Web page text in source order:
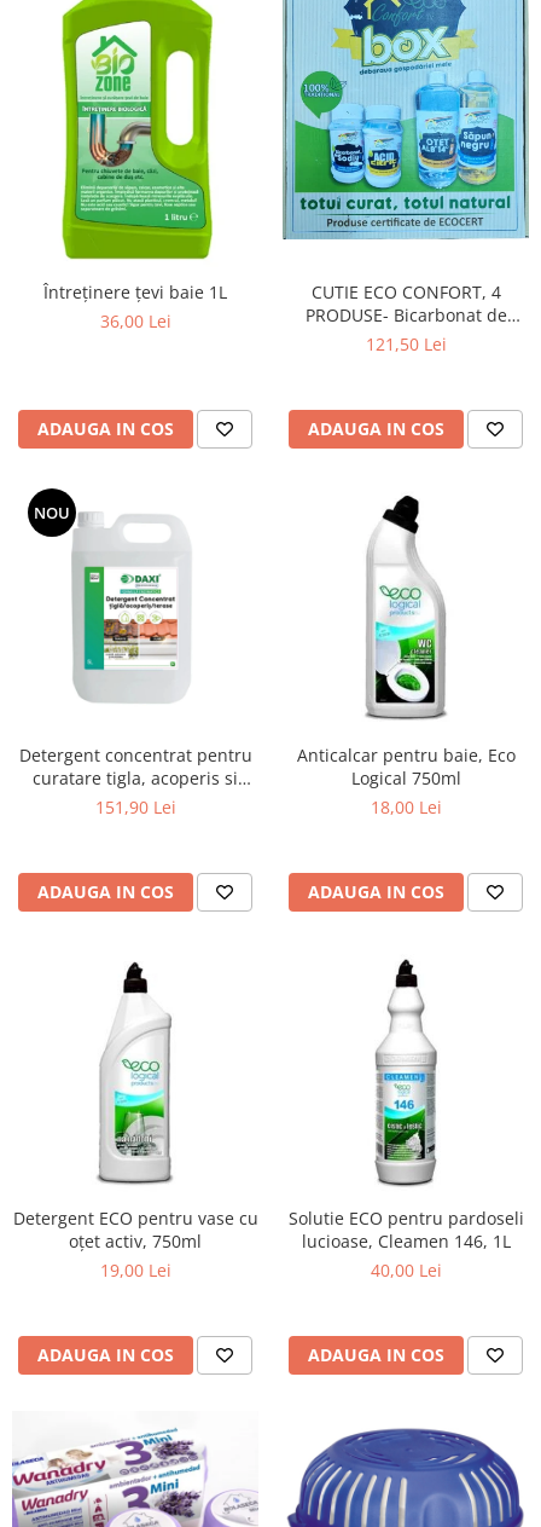
Întreținere țevi baie 1L
36,00 Lei
ADAUGA IN COS
CUTIE ECO CONFORT, 4
PRODUSE- Bicarbonat de
sodiu, 500g, Acid citric
pentru menaj, 1L, Săpun
Natural Negru pentru
curățenie universală, 1L
121,50 Lei
ADAUGA IN COS
NOU
Detergent concentrat pentru
curatare tigla, acoperis si
terase, 5 L
151,90 Lei
ADAUGA IN COS
Anticalcar pentru baie, Eco
Logical 750ml
18,00 Lei
ADAUGA IN COS
Detergent ECO pentru vase cu
oțet activ, 750ml
19,00 Lei
ADAUGA IN COS
Solutie ECO pentru pardoseli
lucioase, Cleamen 146, 1L
40,00 Lei
ADAUGA IN COS